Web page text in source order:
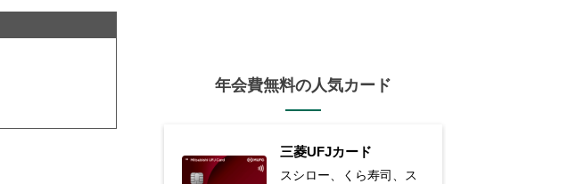
年会費無料の人気カード
三菱UFJカード
スシロー、くら寿司、ス